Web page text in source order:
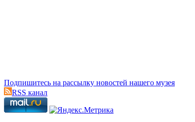
Подпишитесь на рассылку новостей нашего музея
RSS канал